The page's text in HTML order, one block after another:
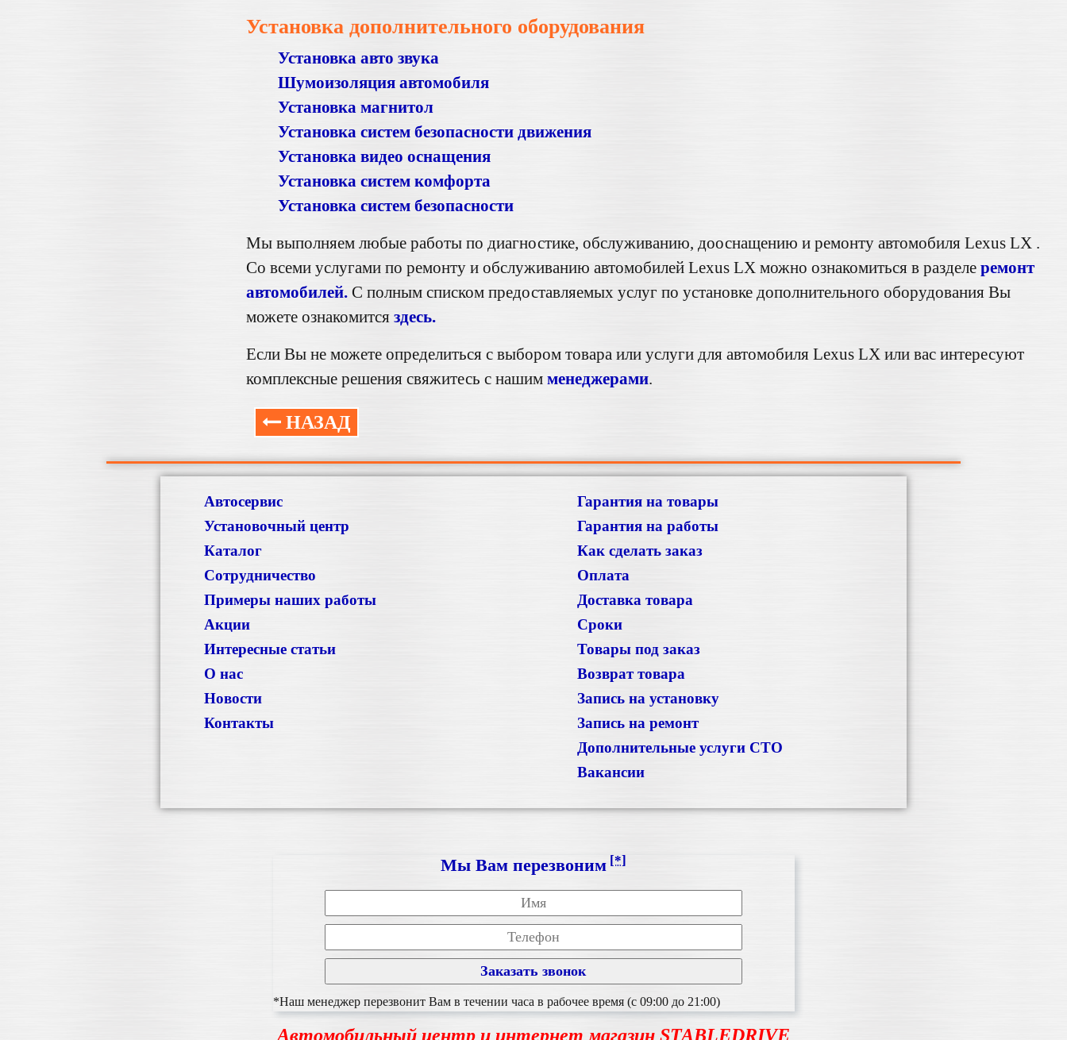
Установка дополнительного оборудования
Установка авто звука
Шумоизоляция автомобиля
Установка магнитол
Установка систем безопасности движения
Установка видео оснащения
Установка систем комфорта
Установка систем безопасности
Мы выполняем любые работы по диагностике, обслуживанию, дооснащению и ремонту автомобиля Lexus LX .
Со всеми услугами по ремонту и обслуживанию автомобилей Lexus LX можно ознакомиться в разделеремонт
автомобилей. С полным списком предоставляемых услуг по установке дополнительного оборудования Вы
можете ознакомитсяздесь.
Если Вы не можете определиться с выбором товара или услуги для автомобиля Lexus LX или вас интересуют
комплексные решения свяжитесь с нашимменеджерами.
НАЗАД
Автосервис
Установочный центр
Каталог
Сотрудничество
Примеры наших работы
Акции
Интересные статьи
О нас
Новости
Контакты
Гарантия на товары
Гарантия на работы
Как сделать заказ
Оплата
Доставка товара
Сроки
Товары под заказ
Возврат товара
Запись на установку
Запись на ремонт
Дополнительные услуги СТО
Вакансии
Мы Вам перезвоним [*]
*Наш менеджер перезвонит Вам в течении часа в рабочее время (с 09:00 до 21:00)
Автомобильный центр и интернет магазин STABLEDRIVE